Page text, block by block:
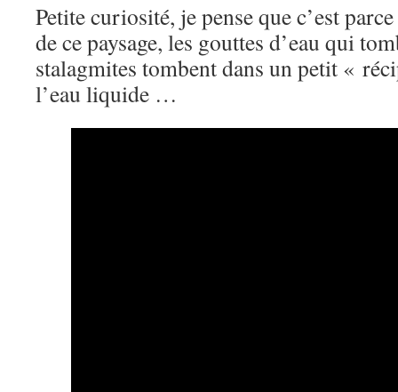
Petite curiosité, je pense que c’est
de ce paysage, les gouttes d’eau qui
stalagmites tombent dans un petit «
l’eau liquide …